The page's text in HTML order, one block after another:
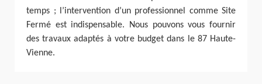
temps ; l’intervention d’un professionnel comme Site
Fermé est indispensable. Nous pouvons vous fournir
des travaux adaptés à votre budget dans le 87 Haute-
Vienne.